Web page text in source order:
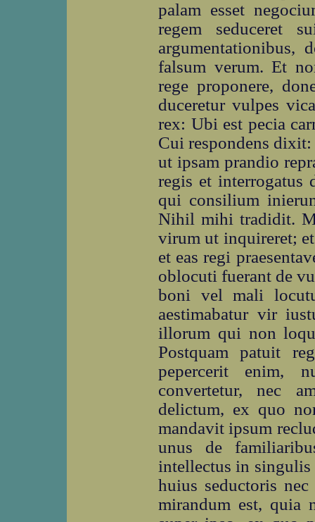
palam esset
regem seduceret
argumentationibus,
falsum verum. Et
rege proponere,
duceretur vulpes
rex: Ubi est pecia
Cui respondens
ut ipsam prandio
regis et interrogatus
qui consilium
Nihil mihi tradidit.
virum ut inquireret;
et eas regi
oblocuti fuerant de
boni vel mali
aestimabatur vir
illorum qui non
Postquam patuit
pepercerit enim,
convertetur, nec
delictum, ex quo
mandavit ipsum
unus de
intellectus in
huius seductoris
mirandum est, quia